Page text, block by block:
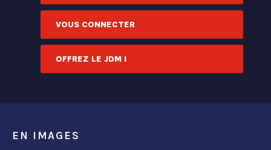
VOUS CONNECTER
OFFREZ LE JDM !
EN IMAGES